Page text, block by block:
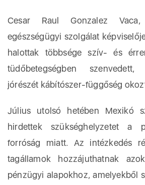
Cesar Raul Gonzalez
egészségügyi szolgálat
halottak többsége szív- és
tüdőbetegségben
jórészét kábítószer-függőség
Július utolsó hetében Mexikó
hirdettek szükséghelyzetet a
forróság miatt. Az intézkedés
tagállamok hozzájuthatnak
pénzügyi alapokhoz, amelyekből